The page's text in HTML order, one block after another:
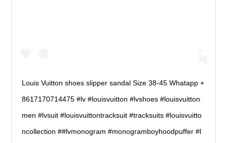
Louis Vuitton shoes slipper sandal Size 38-45 Whatapp +
8617170714475 #lv #louisvuitton #lvshoes #louisvuitton
men #lvsuit #louisvuittontracksuit #tracksuits #louisvuitto
ncollection ##lvmonogram #monogramboyhoodpuffer #l